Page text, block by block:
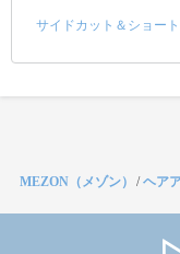
サイドカット＆ショー
MEZON（メゾン） /ヘア